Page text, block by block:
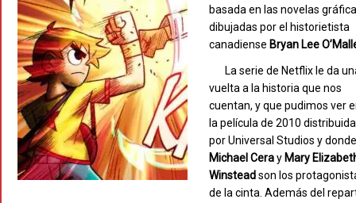
basada en las novelas
dibujadas por el historietista
canadiense Bryan Lee
La serie de Netflix le da
vuelta a la historia que nos
cuentan, y que pudimos ver
la película de 2010 distribuida
por Universal Studios y
Michael Ceray Mary
Winsteadson los
de la cinta. Además del